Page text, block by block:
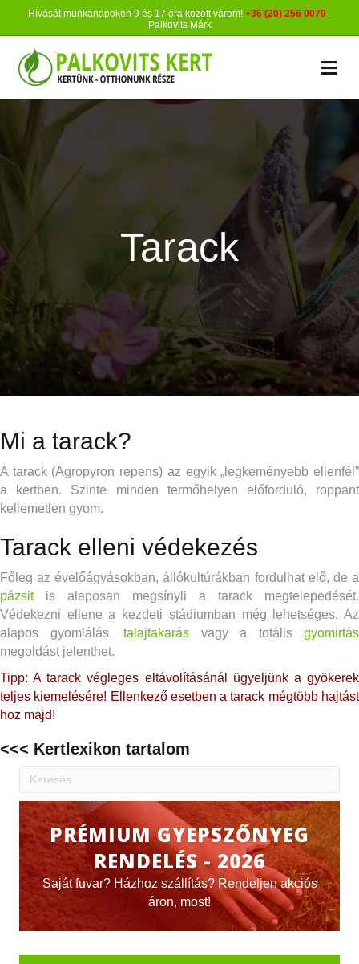
Hívását munkanapokon 9 és 17 óra között várom! +36 (20) 256 0079-
Palkovits Márk
Tarack
Mi a tarack?
A tarack (Agropyron repens) az egyik „legkeményebb ellenfél”
a kertben. Szinte minden termőhelyen előforduló, roppant
kellemetlen gyom.
Tarack elleni védekezés
Főleg az évelőágyásokban, állókultúrákban fordulhat elő, de a
pázsitis alaposan megsínyli a tarack megtelepedését.
Védekezni ellene a kezdeti stádiumban még lehetséges. Az
alapos gyomlálás, talajtakarás vagy a totális gyomirtás
megoldást jelenthet.
Tipp: A tarack végleges eltávolításánál ügyeljünk a gyökerek
teljes kiemelésére! Ellenkező esetben a tarack mégtöbb hajtást
hoz majd!
<<< Kertlexikon tartalom
PRÉMIUM GYEPSZŐNYEG
RENDELÉS - 2026
Saját fuvar? Házhoz szállítás? Rendeljen akciós
áron, most!